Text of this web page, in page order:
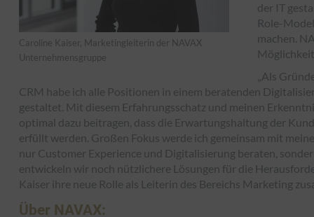
Caroline Kaiser, Marketingleiterin der NAVAX
Unternehmensgruppe
der IT
Role-
machen.
„Als
CRM habe ich alle Positionen in einem beratenden
gestaltet. Mit diesem Erfahrungsschatz und meinen
optimal dazu beitragen, dass die Erwartungshaltung der
erfüllt werden. Großen Fokus werde ich gemeinsam mit
nur Customer Experience und Digitalisierung beraten,
entwickeln wir noch nützlichere Lösungen für die
Kaiser ihre neue Rolle als Leiterin des Bereichs Marketing
Über NAVAX: